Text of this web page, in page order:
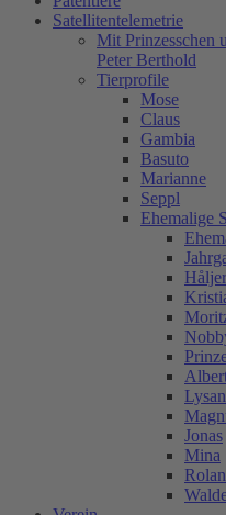
Satellitentelemetrie
Mit Prinzesschen
Peter Berthold
Tierprofile
Mose
Claus
Gambia
Basuto
Marianne
Seppl
Ehemalige
Håljer
Jonas
Mina